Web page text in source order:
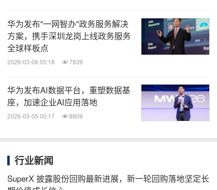
华为发布"一网智办"政务服务解决
方案，携手深圳龙岗上线政务服务
全球样板点
2026-03-06 05:18 7839
华为发布AI数据平台，重塑数据基
座，加速企业AI应用落地
2026-03-05 00:17 8809
行业新闻
SuperX 披露股份回购最新进展，新一轮回购落地坚定长